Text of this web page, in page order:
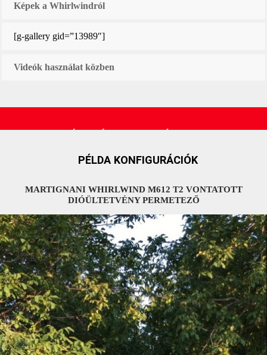
Képek a Whirlwindról
[g-gallery gid=”13989″]
Videók használat közben
PÉLDA KONFIGURÁCIÓK
MARTIGNANI WHIRLWIND M612 T2 VONTATOTT
DIÓÜLTETVÉNY PERMETEZŐ